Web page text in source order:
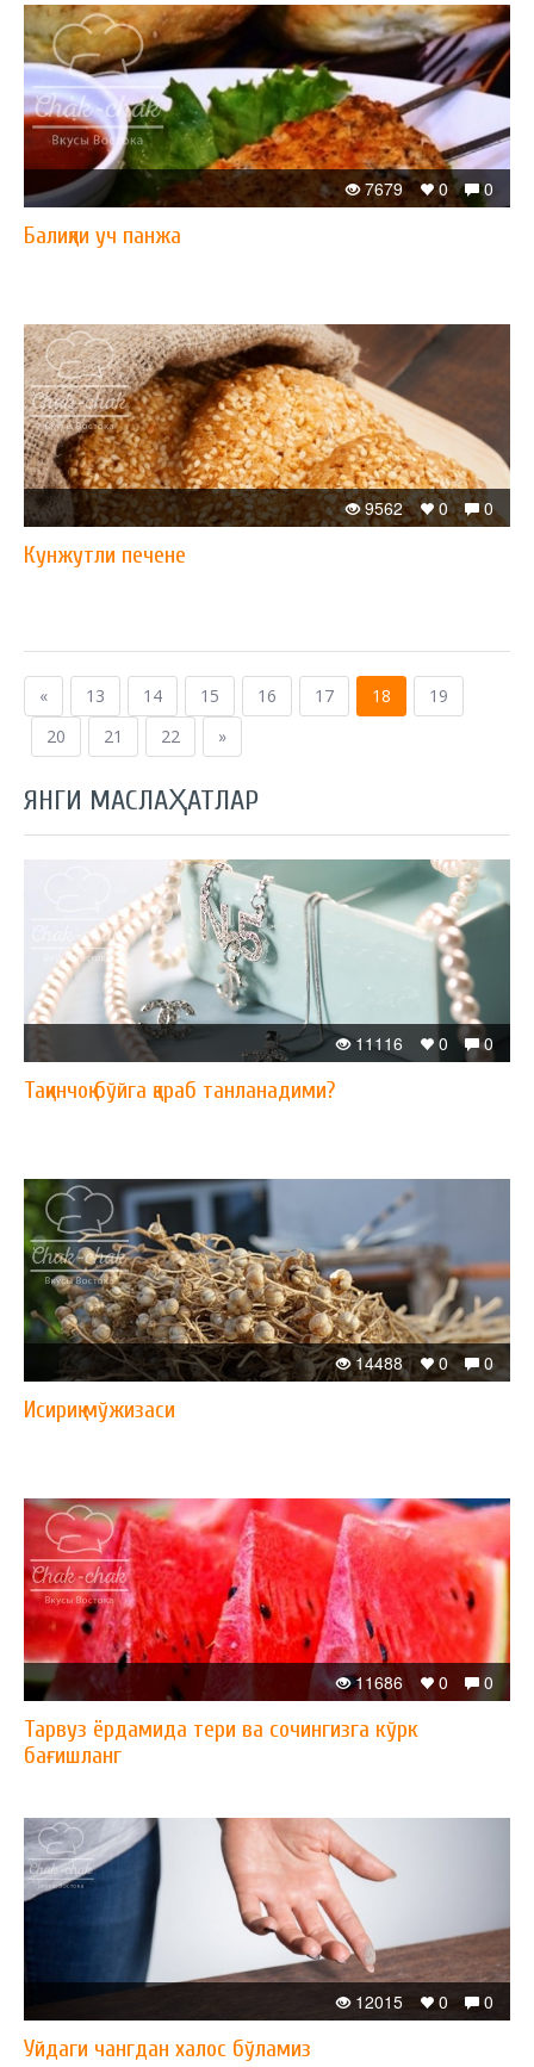
0
0
7679
Балиқли уч панжа
0
0
9562
Кунжутли печене
« 13 14 15 16 17 18
19
20
21 22 »
ЯНГИ МАСЛАҲАТЛАР
0
0
11116
Тақинчоқ бўйга қараб танланадими?
0
0
14488
Исириқ мўжизаси
0
0
11686
Тарвуз ёрдамида тери ва сочингизга кўрк
бағишланг
0
0
12015
Уйдаги чангдан халос бўламиз